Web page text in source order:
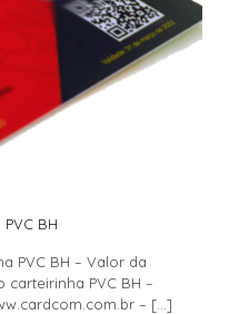
BH
PVC BH – Valor da
carteirinha PVC BH –
– […]